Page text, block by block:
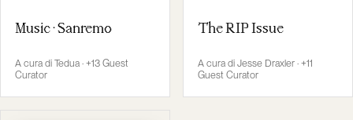
Music · Sanremo
A cura di Tedua · +13 Guest
Curator
The RIP Issue
A cura di Jesse Draxler · +11
Guest Curator